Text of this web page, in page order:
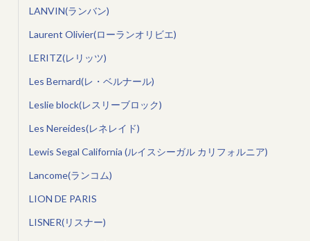
LANVIN(ランバン)
Laurent Olivier(ローランオリビエ)
LERITZ(レリッツ)
Les Bernard(レ・ベルナール)
Leslie block(レスリーブロック)
Les Nereides(レネレイド)
Lewis Segal California (ルイスシーガル カリフォルニア)
Lancome(ランコム)
LION DE PARIS
LISNER(リスナー)